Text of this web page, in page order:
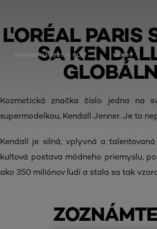
STAROSTLIVOSŤ O PLEŤ VLASY
L'ORÉAL PARIS
SA
Kozmetická značka číslo jedna na
supermodelkou, Kendall Jenner. Je to
Kendall je silná, vplyvná a
kultová postava módneho priemyslu,
ako 350 miliónov ľudí a stala sa tak